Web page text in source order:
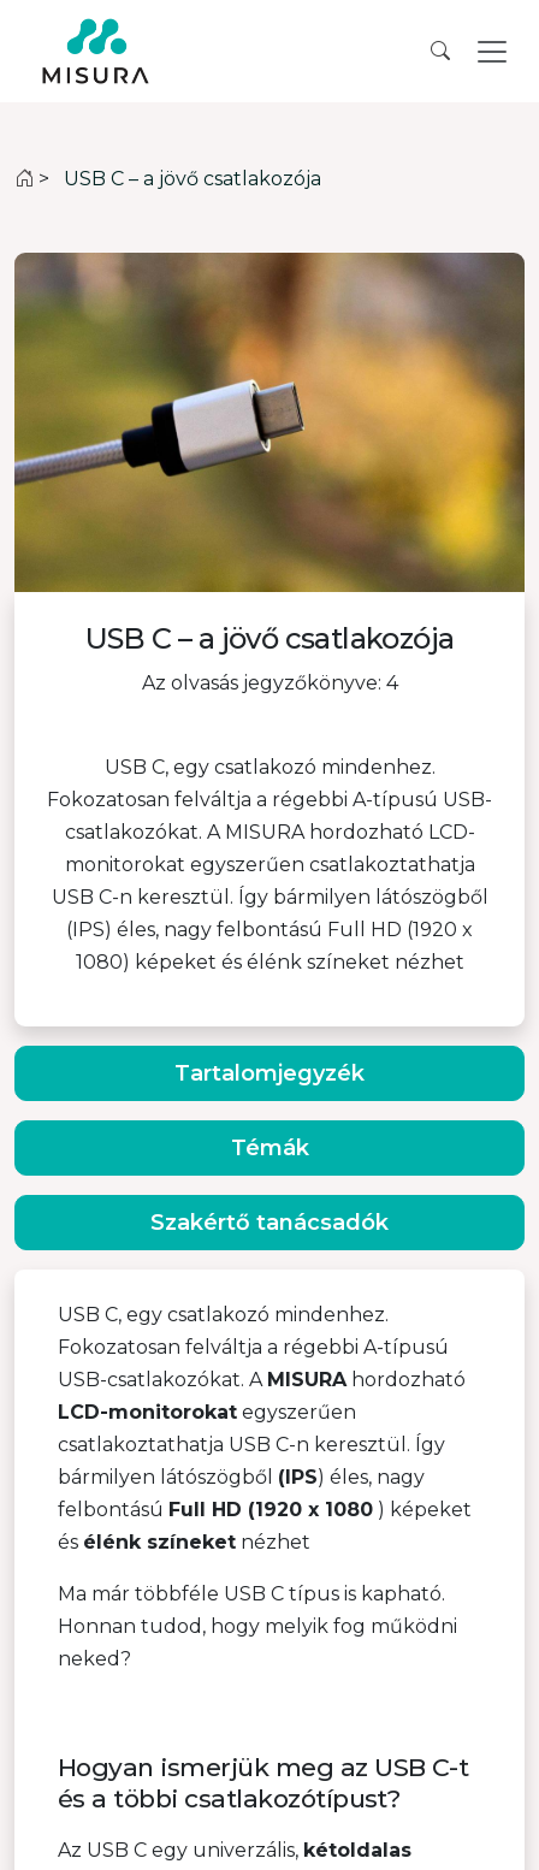
> USB C – a jövő csatlakozója
USB C – a jövő csatlakozója
Az olvasás jegyzőkönyve: 4
USB C, egy csatlakozó mindenhez.
Fokozatosan felváltja a régebbi A-típusú USB-
csatlakozókat. A MISURA hordozható LCD-
monitorokat egyszerűen csatlakoztathatja
USB C-n keresztül. Így bármilyen látószögből
(IPS) éles, nagy felbontású Full HD (1920 x
1080) képeket és élénk színeket nézhet
USB C, egy csatlakozó mindenhez.
Fokozatosan felváltja a régebbi A-típusú
USB-csatlakozókat. A MISURAhordozható
LCD-monitorokat egyszerűen
csatlakoztathatja USB C-n keresztül. Így
bármilyen látószögből (IPS) éles, nagy
felbontású Full HD (1920 x 1080 ) képeket
és élénk színeket nézhet
Ma már többféle USB C típus is kapható.
Honnan tudod, hogy melyik fog működni
neked?
Hogyan ismerjük meg az USB C-t
és a többi csatlakozótípust?
Az USB C egy univerzális, kétoldalas
Tartalomjegyzék
Témák
Szakértő tanácsadók